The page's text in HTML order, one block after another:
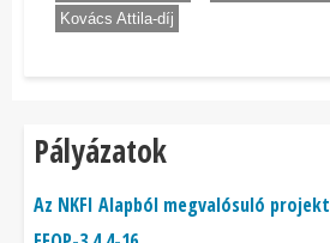
Kovács Attila-díj
Pályázatok
Az NKFI Alapból megvalósuló projekt